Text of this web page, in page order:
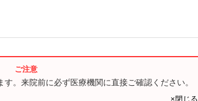
。来院前に必ず医療機関に直接ご確認ください。
×閉じる